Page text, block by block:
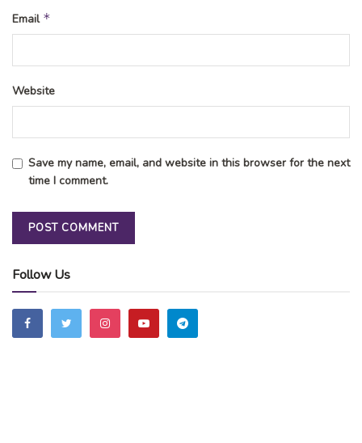
Email *
Website
Save my name, email, and website in this browser for the next
time I comment.
Follow Us